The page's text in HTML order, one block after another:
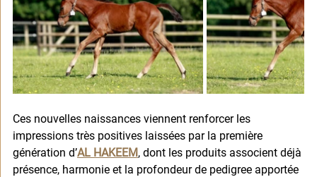
Ces nouvelles naissances viennent renforcer les
impressions très positives laissées par la première
génération d’AL HAKEEM, dont les produits associent déjà
présence, harmonie et la profondeur de pedigree apportée